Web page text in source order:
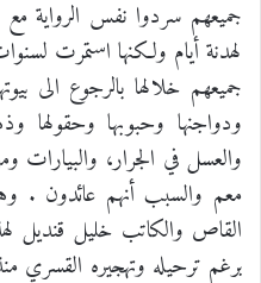
جميعهم سردوا نفس الرواية
لهدنة أيام ولكنها استمرت
جميعهم خلالها بالرجوع الى
ودواجنها وحبوبها وحقولها
والعسل في الجرار، والبيارات
معم والسبب أنهم عائدون .
القاص والكاتب خليل قنديل